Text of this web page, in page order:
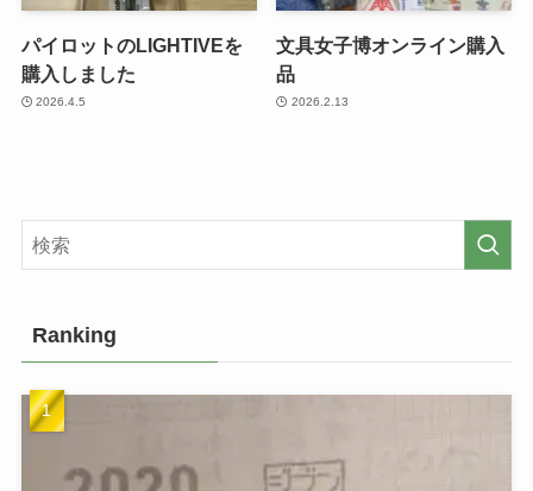
パイロットのLIGHTIVEを
購入しました
2026.4.5
文具女子博オンライン購入
品
2026.2.13
Ranking